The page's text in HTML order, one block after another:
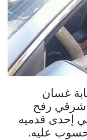
غسان
شرقي رفح
إحدى قدميه
عليه.